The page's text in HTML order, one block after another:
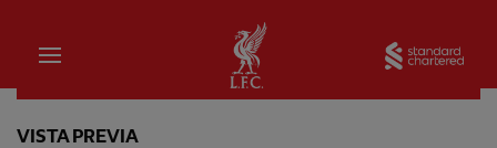
Hogar
VISTA PREVIA